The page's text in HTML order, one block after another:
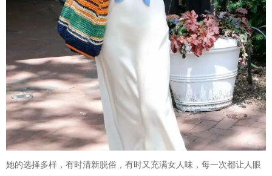
她的选择多样，有时清新脱俗，有时又充满女人味，每一次都让人眼